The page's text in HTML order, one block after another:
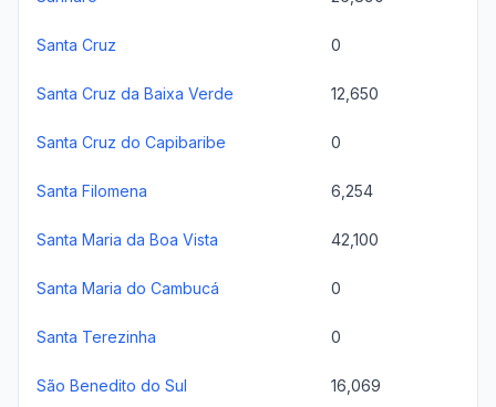
Santa Cruz 0
Santa Cruz da Baixa Verde 12,650
Santa Cruz do Capibaribe 0
Santa Filomena 6,254
Santa Maria da Boa Vista 42,100
Santa Maria do Cambucá 0
Santa Terezinha 0
São Benedito do Sul 16,069